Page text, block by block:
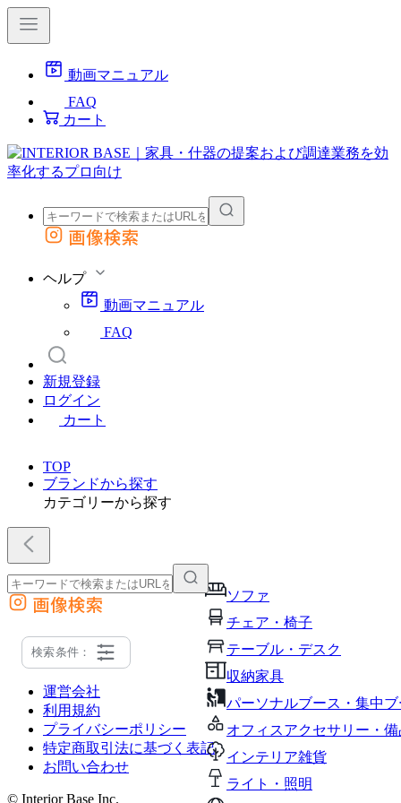
動画マニュアル
FAQ
カート
外部サイトの商品をカートに追加
画像検索
ヘルプ
動画マニュアル
FAQ
新規登録
ログイン
カート
TOP
ブランドから探す
カテゴリーから探す
ソファ
チェア・椅子
テーブル・デスク
収納家具
パーソナルブース・集中
オフィスアクセサリー・備
インテリア雑貨
ライト・照明
外部サイトの商品をカートに追加
他のサイトで見つけた商品ページのURLを貼り付けて、カートに追加できます
画像検索
検索条件：
運営会社
利用規約
プライバシーポリシー
特定商取引法に基づく表記
お問い合わせ
© Interior Base Inc.